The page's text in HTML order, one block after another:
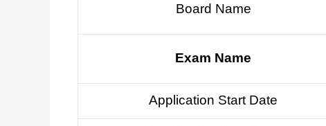
Board Name
Exam Name
Application Start Date